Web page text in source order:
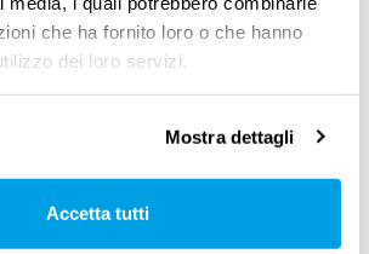
che ha fornito loro o che hanno
dei loro servizi.
Mostra dettagli
Accetta tutti
la massima trasparenza
seguire e sulle eventuali
, ovvero chenon si
aziendale non è stato